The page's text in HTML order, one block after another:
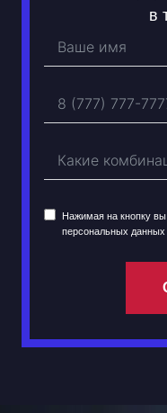
в
Нажимая на кнопку вы
персональных данных